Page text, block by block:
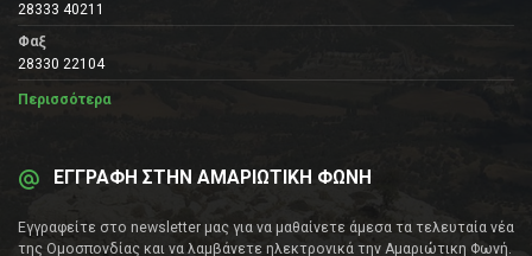
28333 40211
Φαξ
28330 22104
Περισσότερα
ΕΓΓΡΑΦΗ ΣΤΗΝ ΑΜΑΡΙΩΤΙΚΗ ΦΩΝΗ
Εγγραφείτε στο newsletter μας για να μαθαίνετε άμεσα τα τελευταία νέα
της Ομοσπονδίας και να λαμβάνετε ηλεκτρονικά την Αμαριώτικη Φωνή.